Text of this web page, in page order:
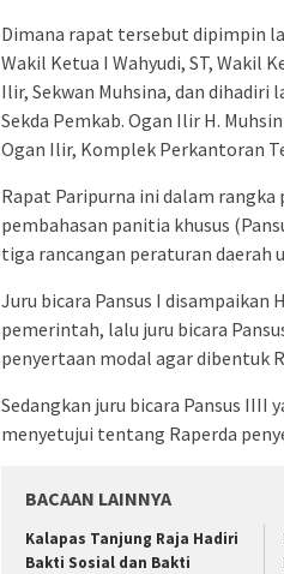
Dimana rapat tersebut dipimpin
Wakil Ketua I Wahyudi, ST, Wakil
Ilir, Sekwan Muhsina, dan dihadiri
Sekda Pemkab. Ogan Ilir H.
Ogan Ilir, Komplek Perkantoran
Rapat Paripurna ini dalam
pembahasan panitia khusus
tiga rancangan peraturan daerah
Juru bicara Pansus I disampaikan
pemerintah, lalu juru bicara
penyertaan modal agar dibentuk
Sedangkan juru bicara Pansus
menyetujui tentang Raperda
BACAAN LAINNYA
Kalapas Tanjung Raja Hadiri
Bakti Sosial dan Bakti